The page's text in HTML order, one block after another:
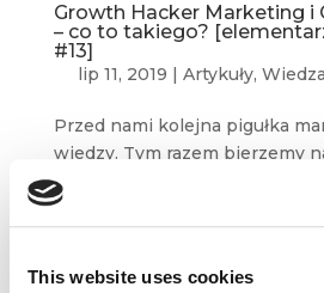
This website uses cookies
Growth Hacker Marketing i
– co to takiego?
#13]
lip 11, 2019 | Artykuły, Wiedza
Przed nami kolejna pigułka
wiedzy. Tym razem bierzemy
koncepcję growth hacker
spopularyzowaną przez Ryana